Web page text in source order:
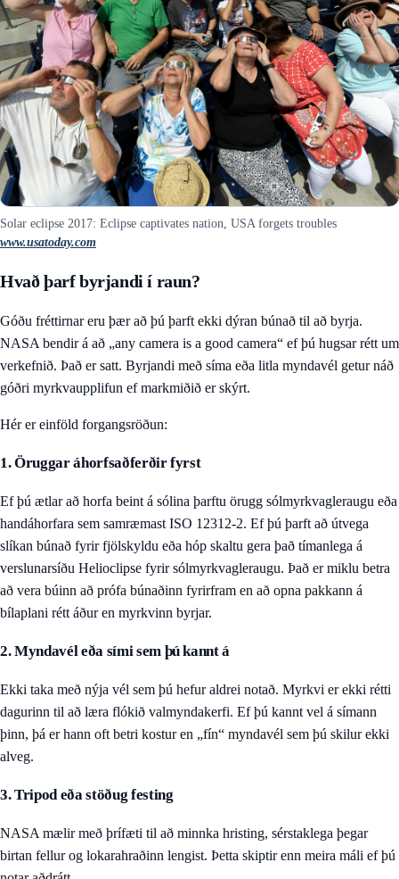
Solar eclipse 2017: Eclipse captivates nation, USA forgets troubles
www.usatoday.com
Hvað þarf byrjandi í raun?
Góðu fréttirnar eru þær að þú þarft ekki dýran búnað til að byrja.
NASA bendir á að „any camera is a good camera“ ef þú hugsar rétt um
verkefnið. Það er satt. Byrjandi með síma eða litla myndavél getur náð
góðri myrkvaupplifun ef markmiðið er skýrt.
Hér er einföld forgangsröðun:
1. Öruggar áhorfsaðferðir fyrst
Ef þú ætlar að horfa beint á sólina þarftu örugg sólmyrkvagleraugu eða
handáhorfara sem samræmast ISO 12312-2. Ef þú þarft að útvega
slíkan búnað fyrir fjölskyldu eða hóp skaltu gera það tímanlega á
verslunarsíðu Helioclipse fyrir sólmyrkvagleraugu. Það er miklu betra
að vera búinn að prófa búnaðinn fyrirfram en að opna pakkann á
bílaplani rétt áður en myrkvinn byrjar.
2. Myndavél eða sími sem þú kannt á
Ekki taka með nýja vél sem þú hefur aldrei notað. Myrkvi er ekki rétti
dagurinn til að læra flókið valmyndakerfi. Ef þú kannt vel á símann
þinn, þá er hann oft betri kostur en „fín“ myndavél sem þú skilur ekki
alveg.
3. Tripod eða stöðug festing
NASA mælir með þrífæti til að minnka hristing, sérstaklega þegar
birtan fellur og lokarahraðinn lengist. Þetta skiptir enn meira máli ef þú